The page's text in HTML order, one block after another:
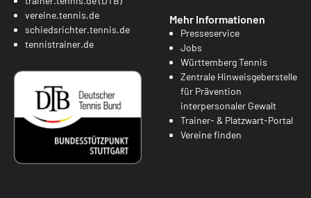
vereine.tennis.de
schiedsrichter.tennis.de
tennistrainer.de
Mehr Informationen
Presseservice
Jobs
Württemberg Tennis
Zentrale Hinweisgeberstelle
für Prävention
interpersonaler Gewalt
Trainer- & Platzwart-Portal
Vereine finden